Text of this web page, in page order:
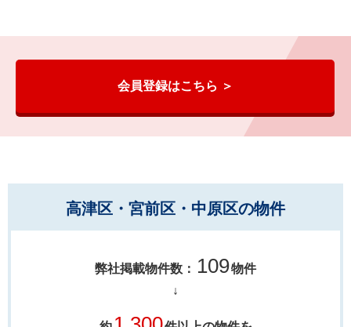
会員登録はこちら ＞
高津区・宮前区・中原区の物件
弊社掲載物件数： 109物件
↓